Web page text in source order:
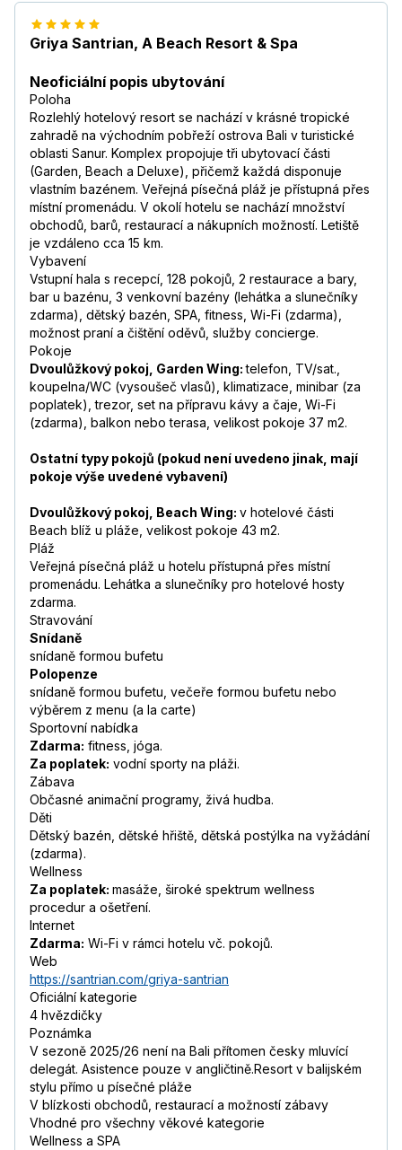
Griya Santrian, A Beach Resort & Spa
Neoficiální popis ubytování
Poloha
Rozlehlý hotelový resort se nachází v krásné tropické
zahradě na východním pobřeží ostrova Bali v turistické
oblasti Sanur. Komplex propojuje tři ubytovací části
(Garden, Beach a Deluxe), přičemž každá disponuje
vlastním bazénem. Veřejná písečná pláž je přístupná přes
místní promenádu. V okolí hotelu se nachází množství
obchodů, barů, restaurací a nákupních možností. Letiště
je vzdáleno cca 15 km.
Vybavení
Vstupní hala s recepcí, 128 pokojů, 2 restaurace a bary,
bar u bazénu, 3 venkovní bazény (lehátka a slunečníky
zdarma), dětský bazén, SPA, fitness, Wi-Fi (zdarma),
možnost praní a čištění oděvů, služby concierge.
Pokoje
Dvoulůžkový pokoj, Garden Wing:telefon, TV/sat.,
koupelna/WC (vysoušeč vlasů), klimatizace, minibar (za
poplatek), trezor, set na přípravu kávy a čaje, Wi-Fi
(zdarma), balkon nebo terasa, velikost pokoje 37 m2.
Ostatní typy pokojů (pokud není uvedeno jinak, mají
pokoje výše uvedené vybavení)
Dvoulůžkový pokoj, Beach Wing: v hotelové části
Beach blíž u pláže, velikost pokoje 43 m2.
Pláž
Veřejná písečná pláž u hotelu přístupná přes místní
promenádu. Lehátka a slunečníky pro hotelové hosty
zdarma.
Stravování
Snídaně
snídaně formou bufetu
Polopenze
snídaně formou bufetu, večeře formou bufetu nebo
výběrem z menu (a la carte)
Sportovní nabídka
Zdarma: fitness, jóga.
Za poplatek: vodní sporty na pláži.
Zábava
Občasné animační programy, živá hudba.
Děti
Dětský bazén, dětské hřiště, dětská postýlka na vyžádání
(zdarma).
Wellness
Za poplatek: masáže, široké spektrum wellness
procedur a ošetření.
Internet
Zdarma: Wi-Fi v rámci hotelu vč. pokojů.
Web
https://santrian.com/griya-santrian
Oficiální kategorie
4 hvězdičky
Poznámka
V sezoně 2025/26 není na Bali přítomen česky mluvící
delegát. Asistence pouze v angličtině.Resort v balijském
stylu přímo u písečné pláže
V blízkosti obchodů, restaurací a možností zábavy
Vhodné pro všechny věkové kategorie
Wellness a SPA